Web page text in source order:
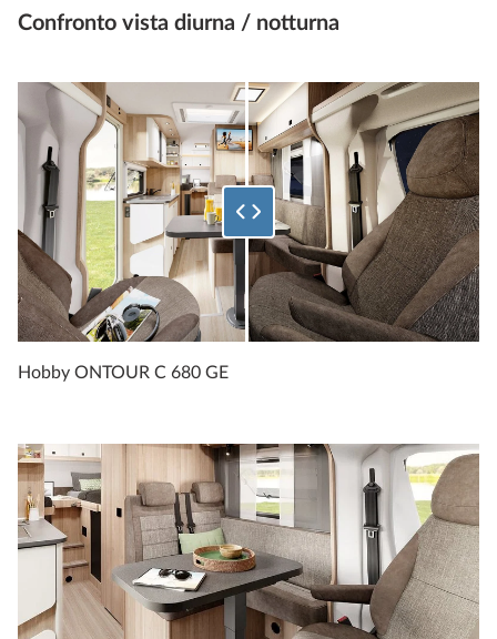
Confronto vista diurna / notturna
Seleziona quale percentuale dell'immagine inferiore mostrare.
Hobby ONTOUR C 680 GE